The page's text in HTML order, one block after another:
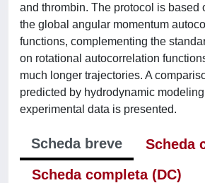
and thrombin. The protocol is based
the global angular momentum
functions, complementing the
on rotational autocorrelation
much longer trajectories. A
predicted by hydrodynamic
experimental data is presented.
Scheda breve
Scheda
Scheda completa (DC)